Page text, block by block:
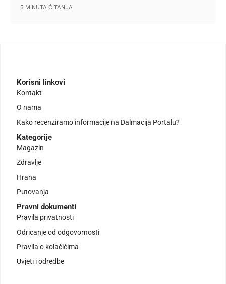
5 MINUTA ČITANJA
Korisni linkovi
Kontakt
O nama
Kako recenziramo informacije na Dalmacija Portalu?
Kategorije
Magazin
Zdravlje
Hrana
Putovanja
Pravni dokumenti
Pravila privatnosti
Odricanje od odgovornosti
Pravila o kolačićima
Uvjeti i odredbe